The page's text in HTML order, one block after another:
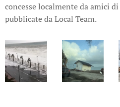
concesse localmente da amici
pubblicate da Local Team.